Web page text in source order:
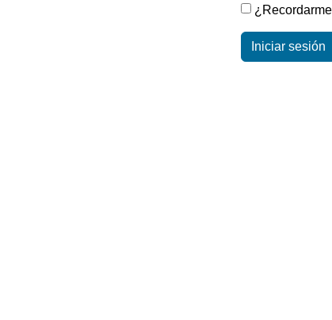
Iniciar sesión